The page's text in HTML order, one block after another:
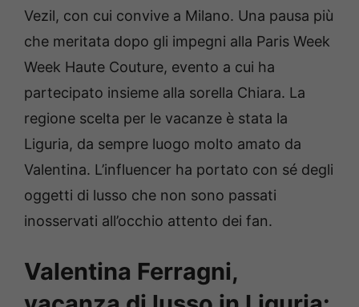
Vezil, con cui convive a Milano. Una pausa più
che meritata dopo gli impegni alla Paris Week
Week Haute Couture, evento a cui ha
partecipato insieme alla sorella Chiara. La
regione scelta per le vacanze è stata la
Liguria, da sempre luogo molto amato da
Valentina. L’influencer ha portato con sé degli
oggetti di lusso che non sono passati
inosservati all’occhio attento dei fan.
Valentina Ferragni,